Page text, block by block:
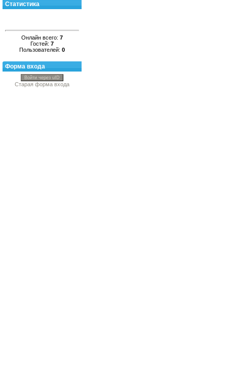
Статистика
Онлайн всего: 7
Гостей: 7
Пользователей: 0
Форма входа
Войти через uID
Старая форма входа